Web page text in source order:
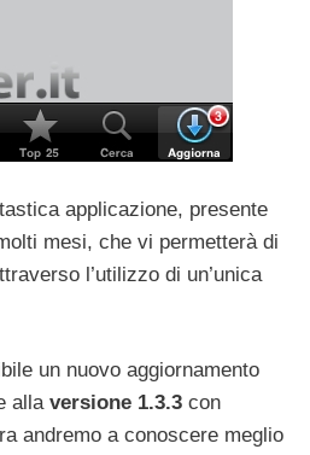
applicazione, presente
mesi, che vi permetterà di
l’utilizzo di un’unica
un nuovo aggiornamento
alla versione 1.3.3 con
andremo a conoscere meglio